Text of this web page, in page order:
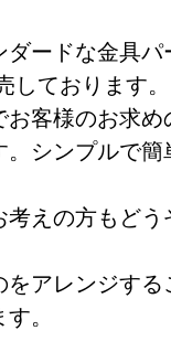
ードな金具パ
ております。
客様のお求め
シンプルで簡
えの方もどう
アレンジする
。